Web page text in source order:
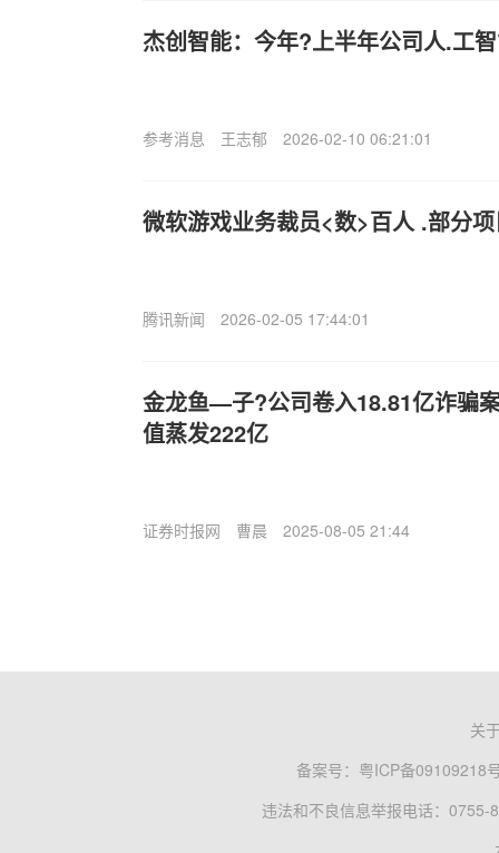
杰创智能：今年?上半年公司人.工
参考消息 王志郁 2026-02-10 06:21:01
微软游戏业务裁员<数>百人 .部分
腾讯新闻 2026-02-05 17:44:01
金龙鱼—子?公司卷入18.81亿诈骗
值蒸发222亿
证券时报网 曹晨 2025-08-05 21:44
关
备案号： 粤ICP备09109218
违法和不良信息举报电话：0755-